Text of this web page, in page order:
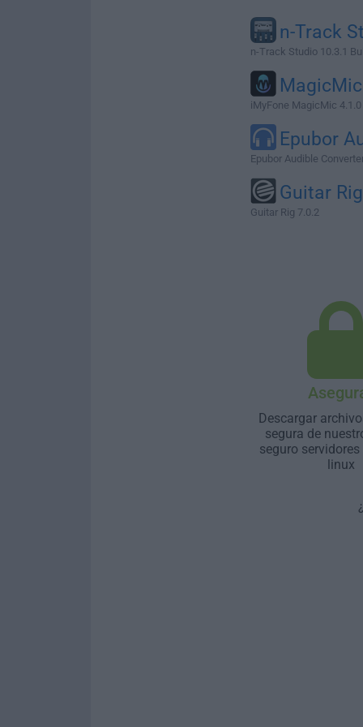
n-Track
n-Track Studio 10.3.1
MagicMic
iMyFone MagicMic 4.1.0
Epubor
Epubor Audible
Guitar Rig
Guitar Rig 7.0.2
Descargar
segura de
seguro
linux